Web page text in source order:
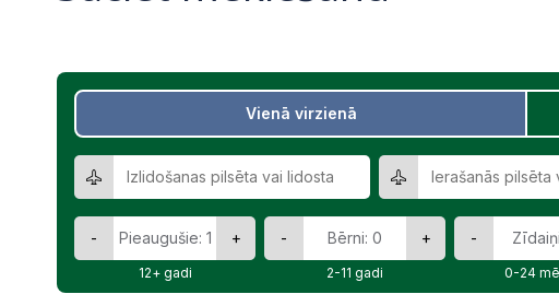
Vienā virzienā
- +
12+ gadi
- +
2-11 gadi
-
0-24